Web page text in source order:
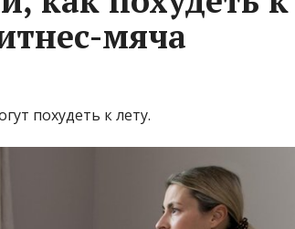
мяча
похудеть к лету.